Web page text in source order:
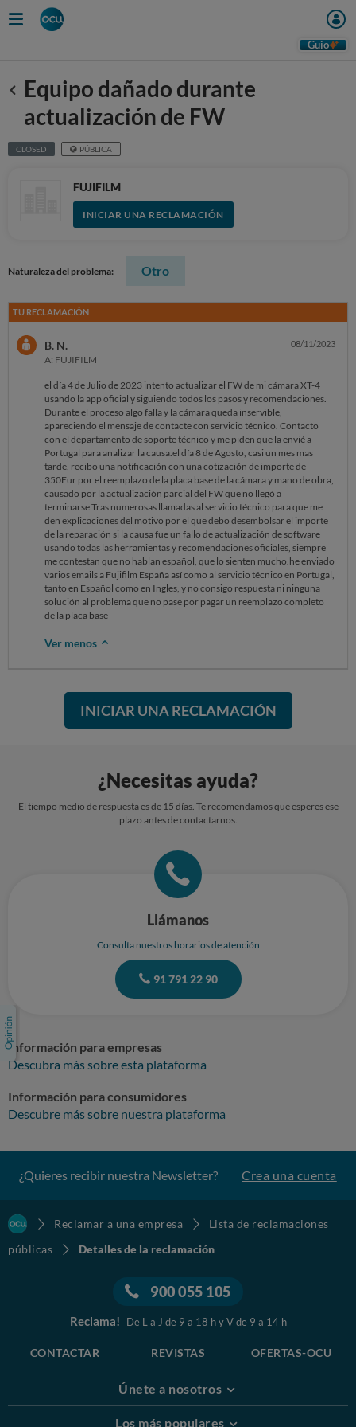
Guio
Anterior
Equipo dañado durante
actualización de FW
CLOSED PÚBLICA
FUJIFILM
INICIAR UNA RECLAMACIÓN
Naturaleza del problema: Otro
TU RECLAMACIÓN
B. N.
A: FUJIFILM
08/11/2023
el día 4 de Julio de 2023 intento actualizar el FW de mi cámara XT-4
usando la app oficial y siguiendo todos los pasos y recomendaciones.
Durante el proceso algo falla y la cámara queda inservible,
apareciendo el mensaje de contacte con servicio técnico. Contacto
con el departamento de soporte técnico y me piden que la envié a
Portugal para analizar la causa.el día 8 de Agosto, casi un mes mas
tarde, recibo una notificación con una cotización de importe de
350Eur por el reemplazo de la placa base de la cámara y mano de obra,
causado por la actualización parcial del FW que no llegó a
terminarse.Tras numerosas llamadas al servicio técnico para que me
den explicaciones del motivo por el que debo desembolsar el importe
de la reparación si la causa fue un fallo de actualización de software
usando todas las herramientas y recomendaciones oficiales, siempre
me contestan que no hablan español, que lo sienten mucho.he enviado
varios emails a Fujifilm España así como al servicio técnico en Portugal,
tanto en Español como en Ingles, y no consigo respuesta ni ninguna
solución al problema que no pase por pagar un reemplazo completo
de la placa base
Ver menos
INICIAR UNA RECLAMACIÓN
¿Necesitas ayuda?
El tiempo medio de respuesta es de 15 días. Te recomendamos que esperes ese
plazo antes de contactarnos.
Llámanos
Consulta nuestros horarios de atención
91 791 22 90
Información para empresas
Descubra más sobre esta plataforma
Información para consumidores
Descubre más sobre nuestra plataforma
¿Quieres recibir nuestra Newsletter? Crea una cuenta
Reclamar a una empresa
Lista de reclamaciones
públicas
Detalles de la reclamación
900 055 105
Reclama! De L a J de 9 a 18 h y V de 9 a 14 h
CONTACTAR REVISTAS OFERTAS-OCU
Únete a nosotros
Los más populares